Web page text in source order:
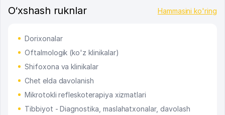
O‘xshash ruknlar Hammasini ko'ring
Dorixonalar
Oftalmologik (ko'z klinikalar)
Shifoxona va klinikalar
Chet elda davolanish
Mikrotokli refleskoterapiya xizmatlari
Tibbiyot - Diagnostika, maslahatxonalar, davolash